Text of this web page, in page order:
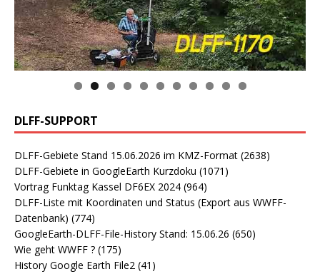
0 1
DLFF-SUPPORT
DLFF-Gebiete Stand 15.06.2026 im KMZ-Format (2638)
DLFF-Gebiete in GoogleEarth Kurzdoku (1071)
Vortrag Funktag Kassel DF6EX 2024 (964)
DLFF-Liste mit Koordinaten und Status (Export aus WWFF-
Datenbank) (774)
GoogleEarth-DLFF-File-History Stand: 15.06.26 (650)
Wie geht WWFF ? (175)
History Google Earth File2 (41)